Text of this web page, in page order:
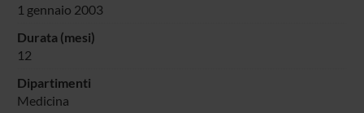
1 gennaio 2003
Durata (mesi)
12
Dipartimenti
Medicina